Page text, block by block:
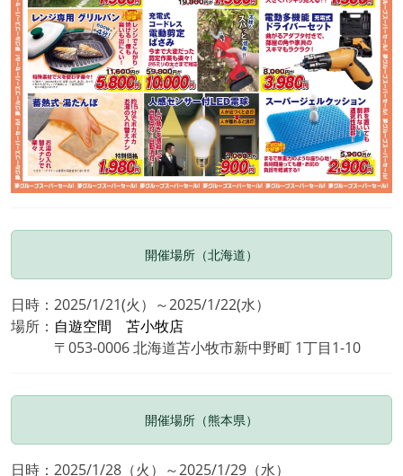
開催場所（北海道）
日時：2025/1/21(火）～2025/1/22(水）
場所： 自遊空間 苫小牧店
〒053-0006 北海道苫小牧市新中野町 1丁目1-10
開催場所（熊本県）
日時：2025/1/28（火）～2025/1/29（水）